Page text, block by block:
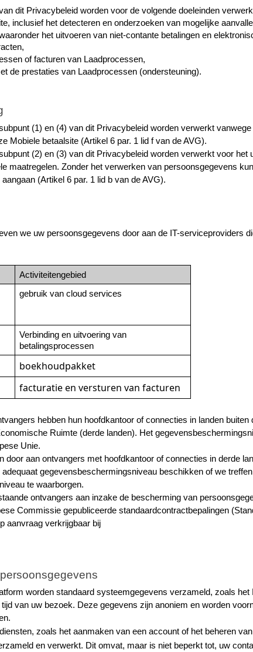
dit Privacybeleid worden voor de volgende doeleinden
inclusief het detecteren en onderzoeken van mogelijke
het uitvoeren van niet-contante betalingen en
of facturen van Laadprocessen,
de prestaties van Laadprocessen (ondersteuning).
(1) en (4) van dit Privacybeleid worden verwerkt
Mobiele betaalsite (Artikel 6 par. 1 lid f van de AVG).
(2) en (3) van dit Privacybeleid worden verwerkt voor het
maatregelen. Zonder het verwerken van persoonsgegevens
(Artikel 6 par. 1 lid b van de AVG).
we uw persoonsgegevens door aan de IT-serviceproviders
Activiteitengebied
gebruik van cloud services
Verbinding en uitvoering van
betalingsprocessen
boekhoudpakket
facturatie en versturen van facturen
hebben hun hoofdkantoor of connecties in landen buiten
Ruimte (derde landen). Het
Unie.
door aan ontvangers met hoofdkantoor of connecties in derde
gegevensbeschermingsniveau beschikken of we
te waarborgen.
ontvangers aan inzake de bescherming van
Commissie gepubliceerde standaardcontractbepalingen
aanvraag verkrijgbaar bij
worden standaard systeemgegevens verzameld, zoals het
van uw bezoek. Deze gegevens zijn anoniem en worden
zoals het aanmaken van een account of het beheren
en verwerkt. Dit omvat, maar is niet beperkt tot, uw